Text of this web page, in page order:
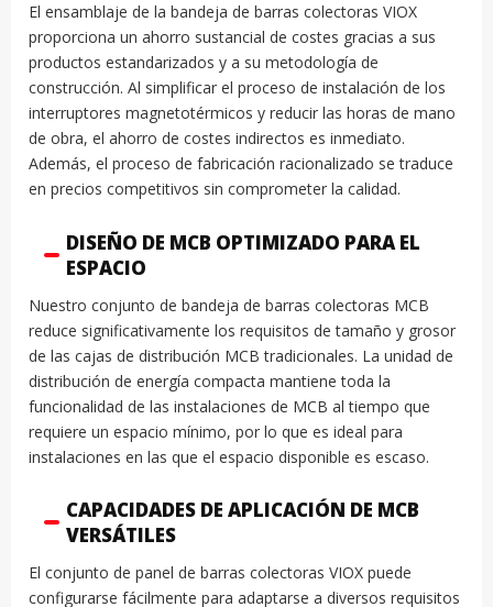
El ensamblaje de la bandeja de barras colectoras VIOX
proporciona un ahorro sustancial de costes gracias a sus
productos estandarizados y a su metodología de
construcción. Al simplificar el proceso de instalación de los
interruptores magnetotérmicos y reducir las horas de mano
de obra, el ahorro de costes indirectos es inmediato.
Además, el proceso de fabricación racionalizado se traduce
en precios competitivos sin comprometer la calidad.
DISEÑO DE MCB OPTIMIZADO PARA EL
ESPACIO
Nuestro conjunto de bandeja de barras colectoras MCB
reduce significativamente los requisitos de tamaño y grosor
de las cajas de distribución MCB tradicionales. La unidad de
distribución de energía compacta mantiene toda la
funcionalidad de las instalaciones de MCB al tiempo que
requiere un espacio mínimo, por lo que es ideal para
instalaciones en las que el espacio disponible es escaso.
CAPACIDADES DE APLICACIÓN DE MCB
VERSÁTILES
El conjunto de panel de barras colectoras VIOX puede
configurarse fácilmente para adaptarse a diversos requisitos